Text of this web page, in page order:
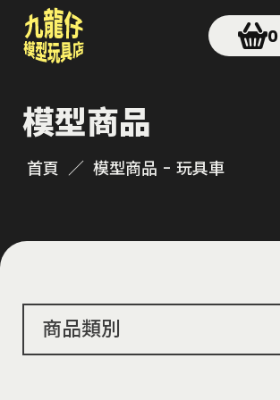
0
模型商品
首頁 模型商品 - 玩具車
商品類別